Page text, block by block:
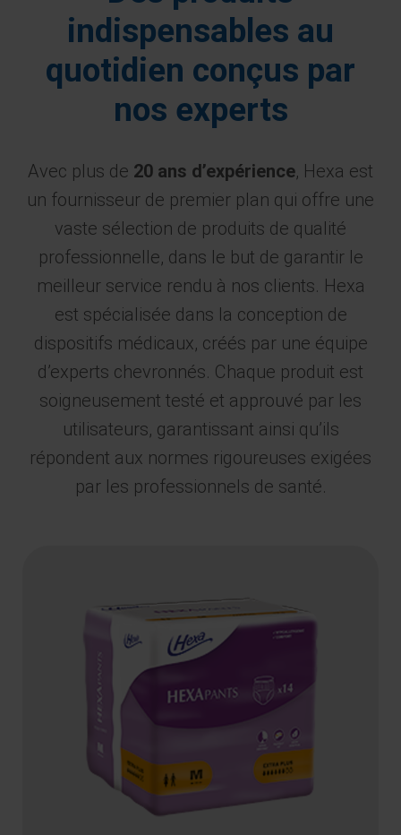
indispensables au
quotidien conçus par
nos experts
Avec plus de 20 ans d’expérience, Hexa est
un fournisseur de premier plan qui offre une
vaste sélection de produits de qualité
professionnelle, dans le but de garantir le
meilleur service rendu à nos clients. Hexa
est spécialisée dans la conception de
dispositifs médicaux, créés par une équipe
d’experts chevronnés. Chaque produit est
soigneusement testé et approuvé par les
utilisateurs, garantissant ainsi qu’ils
répondent aux normes rigoureuses exigées
par les professionnels de santé.